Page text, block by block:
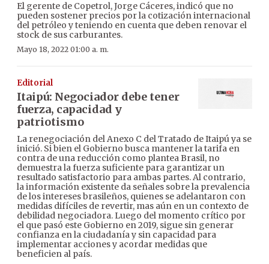
El gerente de Copetrol, Jorge Cáceres, indicó que no
pueden sostener precios por la cotización internacional
del petróleo y teniendo en cuenta que deben renovar el
stock de sus carburantes.
Mayo 18, 2022 01:00 a. m.
Editorial
Itaipú: Negociador debe tener
fuerza, capacidad y
patriotismo
La renegociación del Anexo C del Tratado de Itaipú ya se
inició. Si bien el Gobierno busca mantener la tarifa en
contra de una reducción como plantea Brasil, no
demuestra la fuerza suficiente para garantizar un
resultado satisfactorio para ambas partes. Al contrario,
la información existente da señales sobre la prevalencia
de los intereses brasileños, quienes se adelantaron con
medidas difíciles de revertir, mas aún en un contexto de
debilidad negociadora. Luego del momento crítico por
el que pasó este Gobierno en 2019, sigue sin generar
confianza en la ciudadanía y sin capacidad para
implementar acciones y acordar medidas que
beneficien al país.